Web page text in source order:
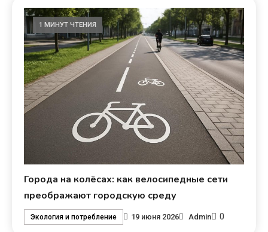
1 МИНУТ ЧТЕНИЯ
Города на колёсах: как велосипедные сети
преображают городскую среду
Экология и потребление 19 июня 2026 Admin 0